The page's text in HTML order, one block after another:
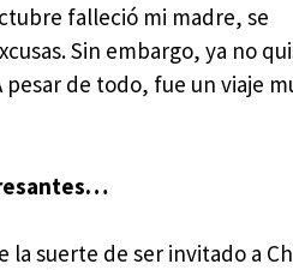
falleció mi madre, se
Sin embargo, ya no
de todo, fue un viaje
la suerte de ser invitado a